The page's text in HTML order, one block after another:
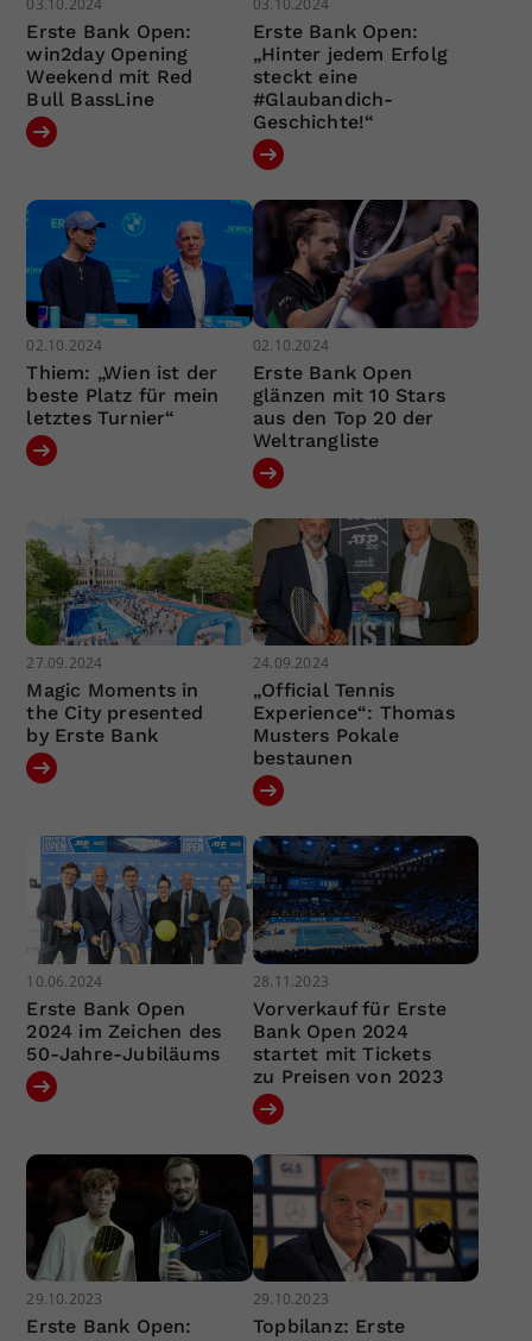
03.10.2024
Erste Bank Open:
win2day Opening
Weekend mit Red
Bull BassLine
03.10.2024
Erste Bank Open:
„Hinter jedem Erfolg
steckt eine
#Glaubandich-
Geschichte!“
02.10.2024
Thiem: „Wien ist der
beste Platz für mein
letztes Turnier“
02.10.2024
Erste Bank Open
glänzen mit 10 Stars
aus den Top 20 der
Weltrangliste
27.09.2024
Magic Moments in
the City presented
by Erste Bank
24.09.2024
„Official Tennis
Experience“: Thomas
Musters Pokale
bestaunen
10.06.2024
Erste Bank Open
2024 im Zeichen des
50-Jahre-Jubiläums
28.11.2023
Vorverkauf für Erste
Bank Open 2024
startet mit Tickets
zu Preisen von 2023
29.10.2023
Erste Bank Open:
29.10.2023
Topbilanz: Erste